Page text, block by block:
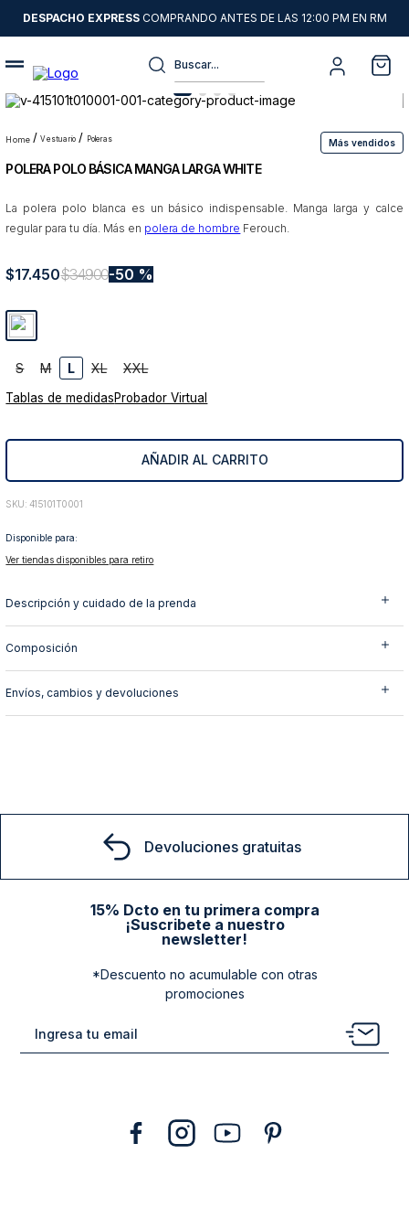
DESPACHO EXPRESSCOMPRANDO ANTES DE LAS 12:00 PM EN RM
Buscar...
vestuario poleras Más vendidos
POLERA POLO BÁSICA MANGA LARGA WHITE
La polera polo blanca es un básico indispensable. Manga larga y calce
regular para tu día. Más en polera de hombre Ferouch.
$17.450$34.900 50 %
S M L XL XXL
Tablas de medidasProbador Virtual
AÑADIR AL CARRITO
: 415101T0001
Disponible para:
Ver tiendas disponibles para retiro
Descripción y cuidado de la prenda
Composición
Envíos, cambios y devoluciones
Devoluciones gratuitas
15% Dcto en tu primera compra
¡Suscribete a nuestro
newsletter!
*Descuento no acumulable con otras
promociones
1.
sweater
2.
chaquetas
3.
camisas
4
pantalon
5.
jeans
7.
8
blazer
9.
poleron